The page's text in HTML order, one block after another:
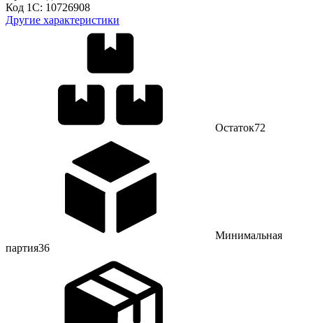
Код 1С: 10726908
Другие характеристики
Остаток72
Минимальная
партия36